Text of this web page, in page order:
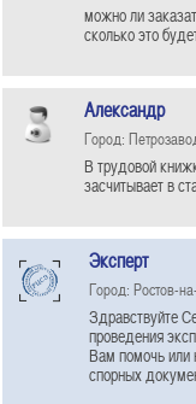
можно ли
сколько это
Александр
Город:
В трудовой
засчитывает в
Эксперт
Город: Ростов-
Здравствуйте
проведения
Вам помочь или
спорных